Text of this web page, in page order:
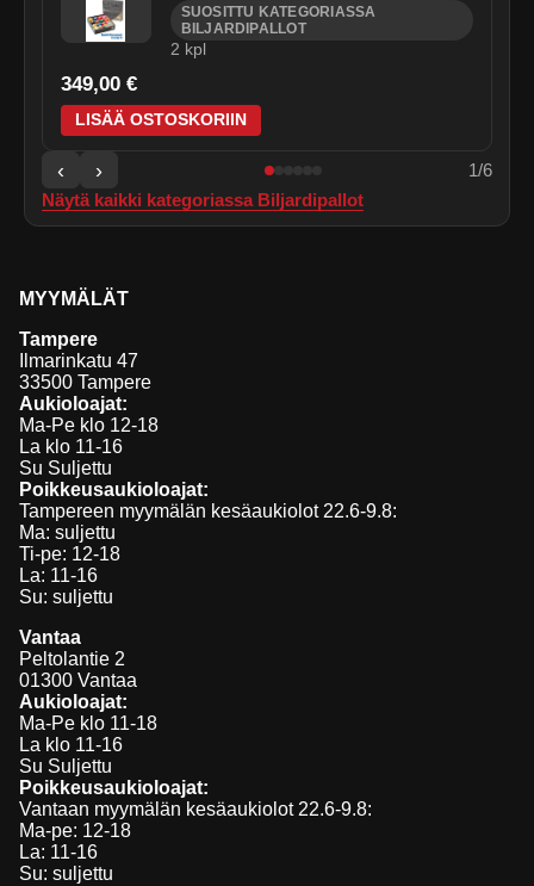
SUOSITTU KATEGORIASSA
BILJARDIPALLOT
2 kpl
349,00 €
LISÄÄ OSTOSKORIIN
‹ › 1/6
Näytä kaikki kategoriassa Biljardipallot
MYYMÄLÄT
Tampere
Ilmarinkatu 47
33500 Tampere
Aukioloajat:
Ma-Pe klo 12-18
La klo 11-16
Su Suljettu
Poikkeusaukioloajat:
Tampereen myymälän kesäaukiolot 22.6-9.8:
Ma: suljettu
Ti-pe: 12-18
La: 11-16
Su: suljettu
Vantaa
Peltolantie 2
01300 Vantaa
Aukioloajat:
Ma-Pe klo 11-18
La klo 11-16
Su Suljettu
Poikkeusaukioloajat:
Vantaan myymälän kesäaukiolot 22.6-9.8:
Ma-pe: 12-18
La: 11-16
Su: suljettu